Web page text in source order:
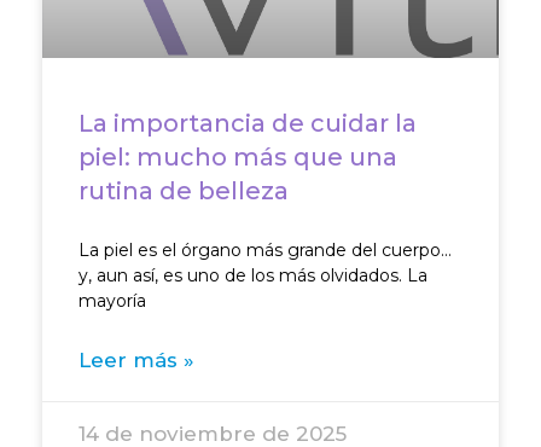
La importancia de cuidar la
piel: mucho más que una
rutina de belleza
La piel es el órgano más grande del cuerpo…
y, aun así, es uno de los más olvidados. La
mayoría
Leer más »
14 de noviembre de 2025